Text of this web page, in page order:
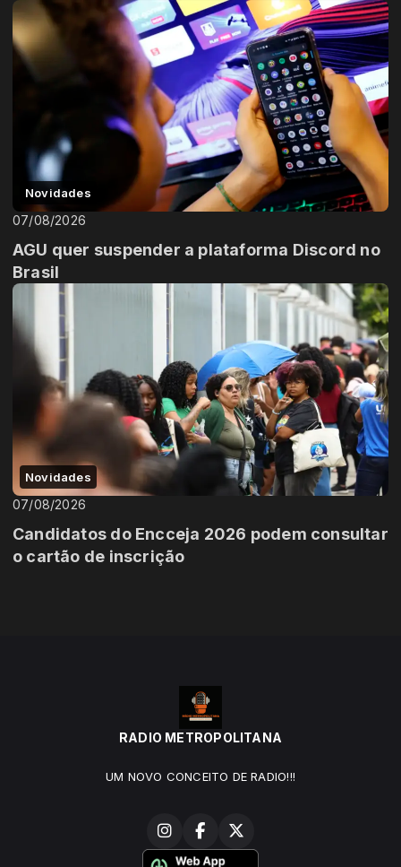
Novidades
07/08/2026
AGU quer suspender a plataforma Discord no
Brasil
Novidades
07/08/2026
Candidatos do Encceja 2026 podem consultar
o cartão de inscrição
RADIO METROPOLITANA
UM NOVO CONCEITO DE RADIO!!!